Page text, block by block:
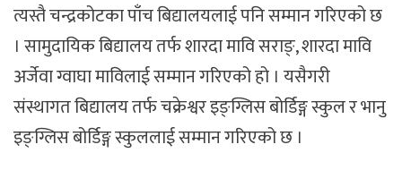
त्यस्तै चन्द्रकोटका पाँच बिद्यालयलाई पनि सम्मान गरिएको छ
। सामुदायिक बिद्यालय तर्फ शारदा मावि सराङ्, शारदा मावि
अर्जेवा ग्वाघा माविलाई सम्मान गरिएको हो । यसैगरी
संस्थागत बिद्यालय तर्फ चक्रेश्वर इङ्ग्लिस बोर्डिङ्ग स्कुल र भानु
इङ्ग्लिस बोर्डिङ्ग स्कुललाई सम्मान गरिएको छ ।